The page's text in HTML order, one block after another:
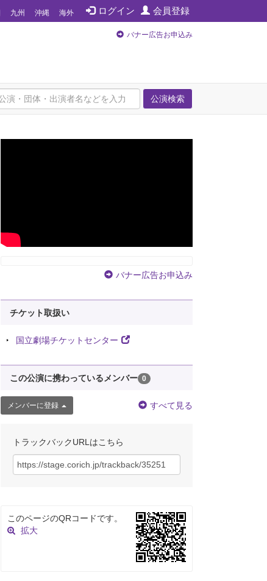
ログイン 会員登録
九州 沖縄 海外
バナー広告お申込み
公演検索
バナー広告お申込み
チケット取扱い
国立劇場チケットセンター
この公演に携わっているメンバー 0
メンバーに登録 すべて見る
トラックバックURLはこちら
このページのQRコードです。
拡大